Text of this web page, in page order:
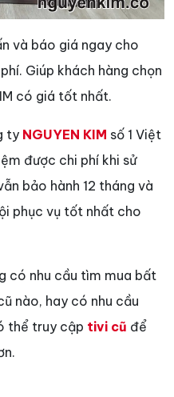
và báo giá ngay cho
Giúp khách hàng chọn
có giá tốt nhất.
ty NGUYEN KIM số 1 Việt
được chi phí khi sử
bảo hành 12 tháng và
phục vụ tốt nhất cho
có nhu cầu tìm mua bất
nào, hay có nhu cầu
thể truy cập tivi cũ để